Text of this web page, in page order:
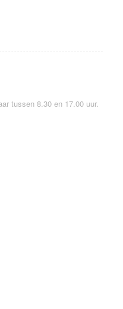
tussen 8.30 en 17.00 uur.